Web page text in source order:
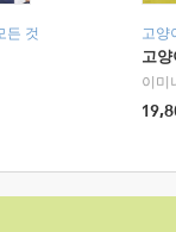
든 것 고양
고
이미